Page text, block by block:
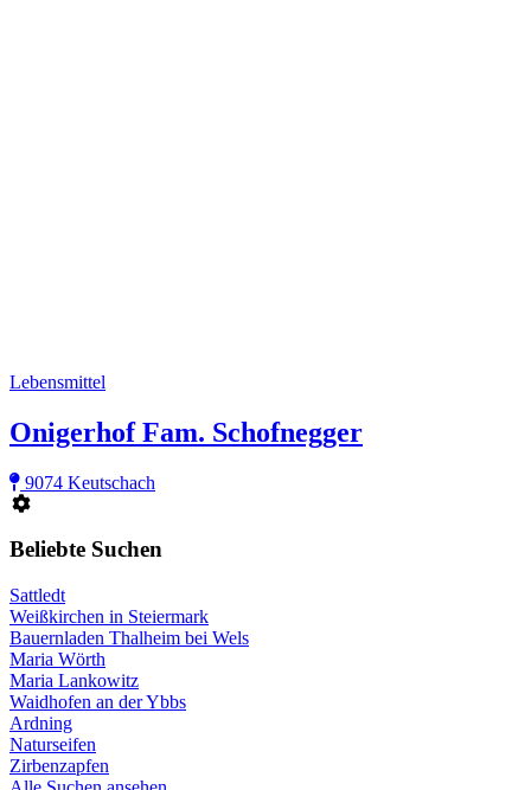
Lebensmittel
Onigerhof Fam. Schofnegger
9074 Keutschach
Beliebte Suchen
Sattledt
Weißkirchen in Steiermark
Bauernladen Thalheim bei Wels
Maria Wörth
Maria Lankowitz
Waidhofen an der Ybbs
Ardning
Naturseifen
Zirbenzapfen